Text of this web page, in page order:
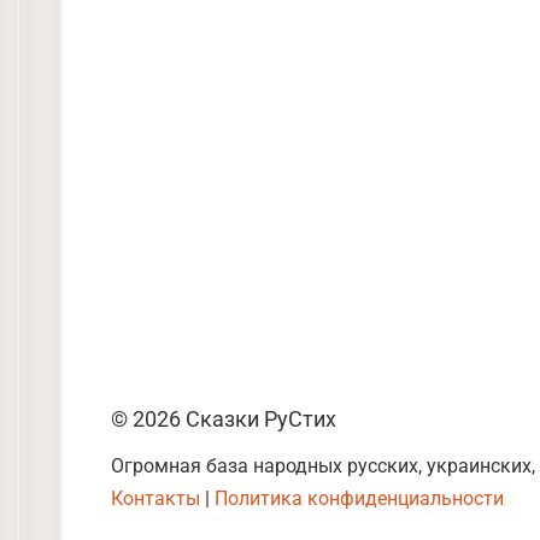
© 2026 Сказки РуСтих
Огромная база народных русских,
Контакты | Политика конфиденциальности